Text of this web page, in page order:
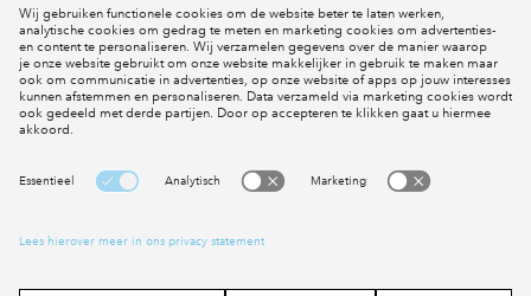
Social Media
Cookies